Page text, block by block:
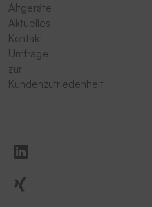
Altgeräte
Aktuelles
Kontakt
Umfrage
zur
Kundenzufriedenheit